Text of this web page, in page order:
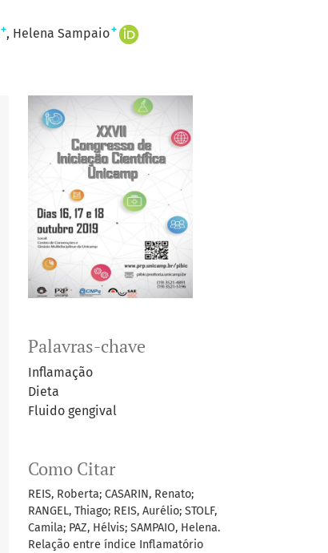
+ Helena Sampaio+
Palavras-chave
Inflamação
Dieta
Fluido gengival
Como Citar
REIS, Roberta; CASARIN, Renato;
RANGEL, Thiago; REIS, Aurélio; STOLF,
Camila; PAZ, Hélvis; SAMPAIO, Helena.
Relação entre índice Inflamatório